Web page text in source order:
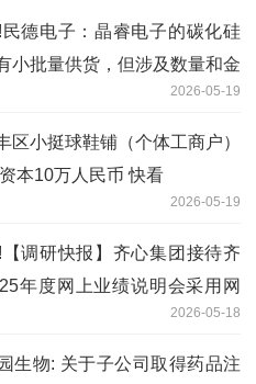
德电子：晶睿电子的碳化硅
小批量供货，但涉及数量和金
2026-05-19
区小挺球鞋铺（个体工商户）
本10万人民币 快看
2026-05-19
调研快报】齐心集团接待齐
年度网上业绩说明会采用网
进行,面向全体投资者调研
2026-05-18
生物: 关于子公司取得药品注